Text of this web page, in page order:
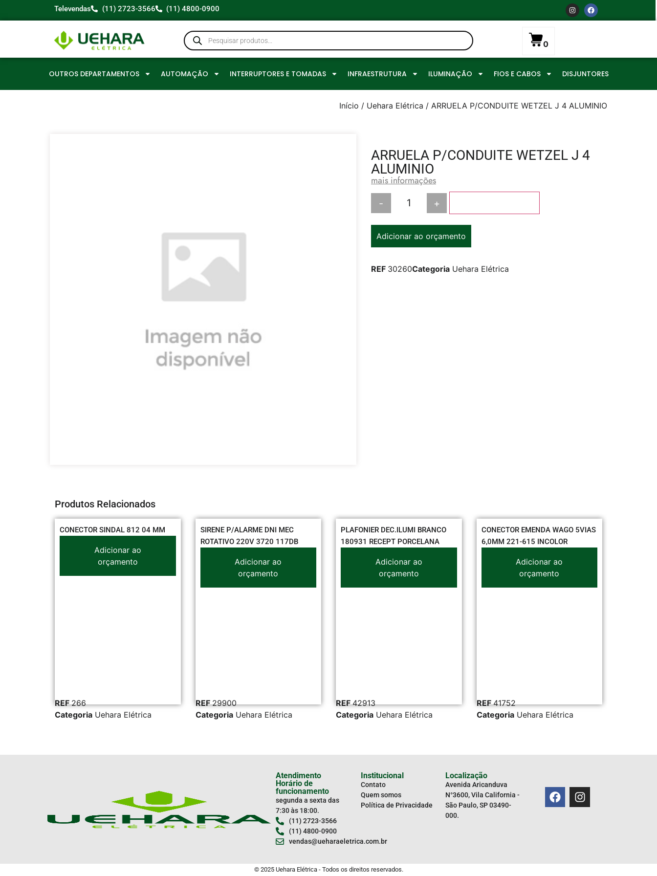
Televendas (11) 2723-3566 (11) 4800-0900
0
OUTROS DEPARTAMENTOS AUTOMAÇÃO INTERRUPTORES E TOMADAS INFRAESTRUTURA ILUMINAÇÃO FIOS E CABOS DISJUNTORES
Início / Uehara Elétrica / ARRUELA P/CONDUITE WETZEL J 4 ALUMINIO
ARRUELA P/CONDUITE WETZEL J 4
ALUMINIO
mais informações
- +
Adicionar ao orçamento
REF 30260Categoria Uehara Elétrica
Produtos Relacionados
CONECTOR SINDAL 812 04 MM
Uehara Elétrica
SIRENE P/ALARME DNI MEC
ROTATIVO 220V 3720 117DB
REF29900
Categoria
Uehara Elétrica
PLAFONIER DEC.ILUMI BRANCO
180931 RECEPT PORCELANA
REF42913
Categoria
Uehara Elétrica
CONECTOR EMENDA WAGO 5VIAS
6,0MM 221-615 INCOLOR
REF41752
Categoria
Uehara Elétrica
DAISA PLACA P/DAILET
REF6234
Categoria
Atendimento
Horário de
funcionamento
segunda a sexta das
7:30 às 18:00.
(11) 2723-3566
(11) 4800-0900
vendas@ueharaeletrica.com.br
Institucional
Contato
Quem somos
Política de Privacidade
Localização
Avenida Aricanduva
N°3600, Vila California -
São Paulo, SP 03490-
000.
© 2025 Uehara Elétrica - Todos os direitos reservados.